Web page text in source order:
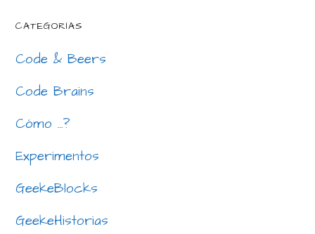
CATEGORÍAS
Code & Beers
Code Brains
Cómo …?
Experimentos
GeekeBlocks
GeekeHistorias